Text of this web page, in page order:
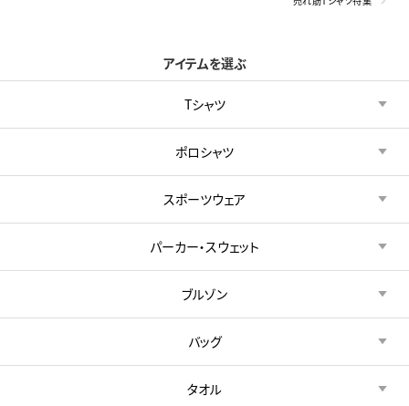
アイテムを選ぶ
Tシャツ
ポロシャツ
スポーツウェア
パーカー・スウェット
ブルゾン
バッグ
タオル